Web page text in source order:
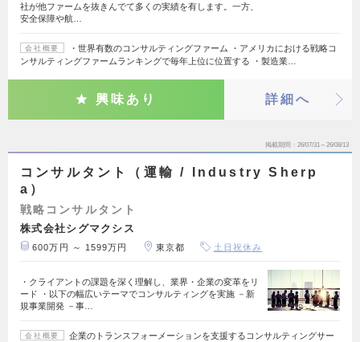
社が他ファームを抜きんでて多くの実績を有します。一方、
安全保障や航…
会社概要
・世界有数のコンサルティングファーム ・アメリカにおける戦略コ
ンサルティングファームランキングで毎年上位に位置する ・製造業…
興味あり 詳細へ
掲載期間 26/07/31～26/08/13
コンサルタント（運輸 / Industry Sherp
a）
戦略コンサルタント
株式会社シグマクシス
600万円 ～ 1599万円 東京都 土日祝休み
・クライアントの課題を深く理解し、業界・企業の変革をリ
ード ・以下の幅広いテーマでコンサルティングを実施 －新
規事業開発 －事…
会社概要
企業のトランスフォーメーションを支援するコンサルティングサー